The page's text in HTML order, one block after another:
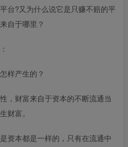
台?又为什么说它是只赚不赔的平
自于哪里？
样产生的？
，财富来自于资本的不断流通当
财富。
资本都是一样的，只有在流通中